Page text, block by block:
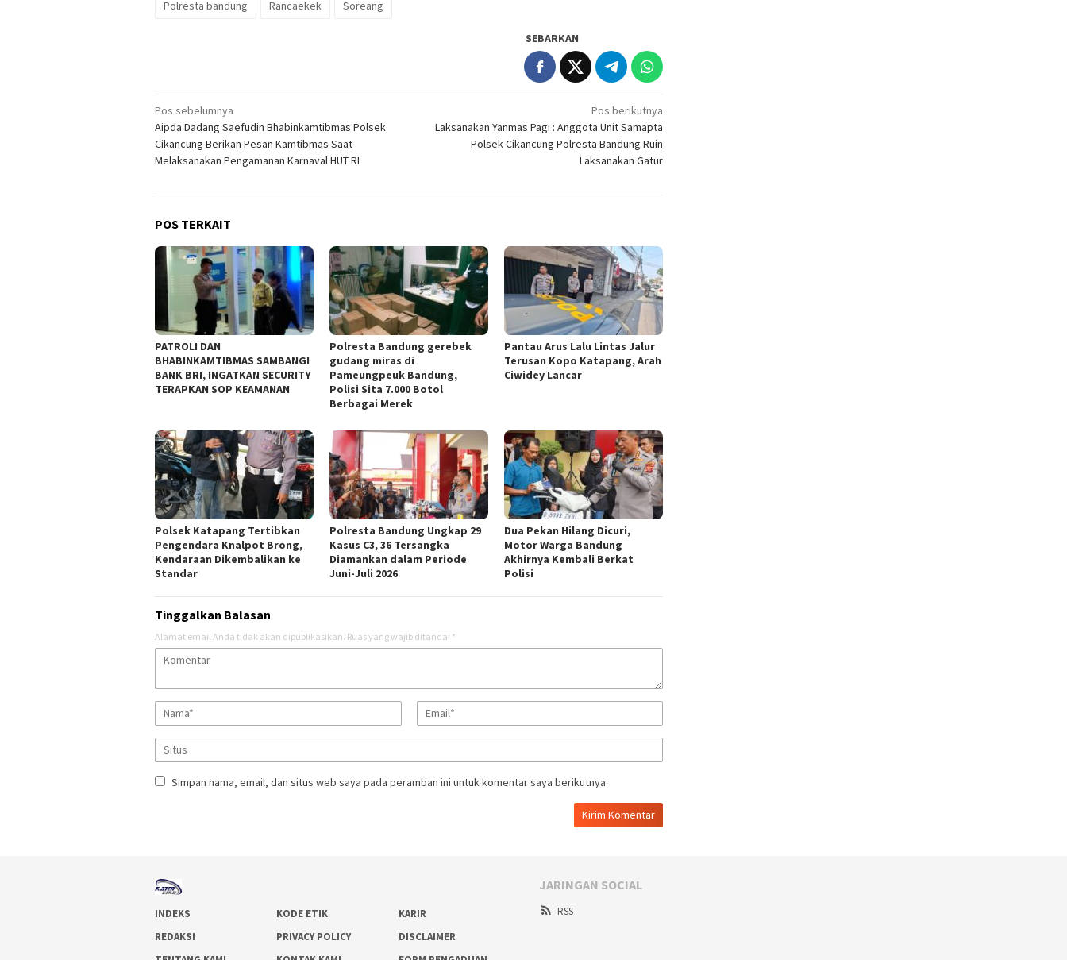
Polresta bandung
Rancaekek Soreang
SEBARKAN
Navigasi
pos
Pos sebelumnya
Aipda Dadang Saefudin Bhabinkamtibmas Polsek
Cikancung Berikan Pesan Kamtibmas Saat
Melaksanakan Pengamanan Karnaval HUT RI
Pos berikutnya
Laksanakan Yanmas Pagi : Anggota Unit Samapta
Polsek Cikancung Polresta Bandung Ruin
Laksanakan Gatur
POS TERKAIT
‎PATROLI DAN
BHABINKAMTIBMAS SAMBANGI
BANK BRI, INGATKAN SECURITY
TERAPKAN SOP KEAMANAN
Polresta Bandung gerebek
gudang miras di
Pameungpeuk Bandung,
Polisi Sita 7.000 Botol
Berbagai Merek
Pantau Arus Lalu Lintas Jalur
Terusan Kopo Katapang, Arah
Ciwidey Lancar
Polsek Katapang Tertibkan
Pengendara Knalpot Brong,
Kendaraan Dikembalikan ke
Standar
Polresta Bandung Ungkap 29
Kasus C3, 36 Tersangka
Diamankan dalam Periode
Juni-Juli 2026
Dua Pekan Hilang Dicuri,
Motor Warga Bandung
Akhirnya Kembali Berkat
Polisi
Tinggalkan Balasan
Alamat email Anda tidak akan dipublikasikan. Ruas yang wajib ditandai *
Simpan nama, email, dan situs web saya pada peramban ini untuk komentar saya berikutnya.
INDEKS KODE ETIK
KARIR
REDAKSI
PRIVACY POLICY
DISCLAIMER
JARINGAN SOCIAL
RSS